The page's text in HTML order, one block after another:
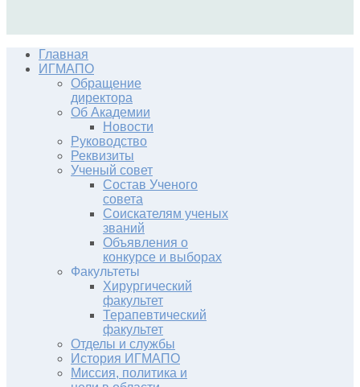
Главная
ИГМАПО
Обращение
директора
Об Академии
Новости
Руководство
Реквизиты
Ученый совет
Состав Ученого
совета
Соискателям ученых
званий
Объявления о
конкурсе и выборах
Факультеты
Хирургический
факультет
Терапевтический
факультет
Отделы и службы
История ИГМАПО
Миссия, политика и